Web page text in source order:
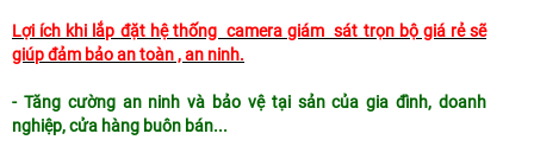
Lợi ích khi lắp đặt hệ thống camera giám sát trọn bộ giá rẻ sẽ
giúp đảm bảo an toàn , an ninh.
- Tăng cường an ninh và bảo vệ tại sản của gia đình, doanh
nghiệp, cửa hàng buôn bán...